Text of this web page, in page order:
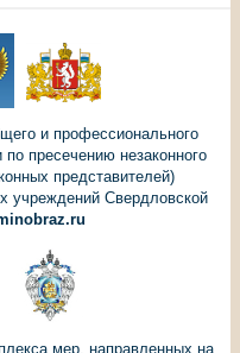
и профессионального
пресечению незаконного
представителей)
учреждений Свердловской
мер, направленных на